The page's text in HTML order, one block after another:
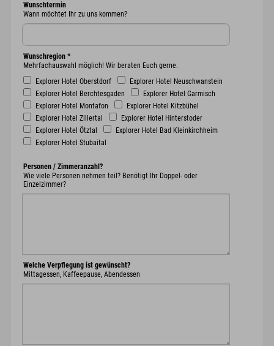
Wunschtermin
Wann möchtet Ihr zu uns kommen?
Wunschregion *
Mehrfachauswahl möglich! Wir beraten Euch gerne.
Explorer Hotel Oberstdorf
Explorer Hotel Neuschwanstein
Explorer Hotel Berchtesgaden
Explorer Hotel Garmisch
Explorer Hotel Montafon
Explorer Hotel Kitzbühel
Explorer Hotel Zillertal
Explorer Hotel Hinterstoder
Explorer Hotel Ötztal
Explorer Hotel Bad Kleinkirchheim
Explorer Hotel Stubaital
Personen / Zimmeranzahl?
Wie viele Personen nehmen teil? Benötigt Ihr Doppel- oder
Einzelzimmer?
Welche Verpflegung ist gewünscht?
Mittagessen, Kaffeepause, Abendessen